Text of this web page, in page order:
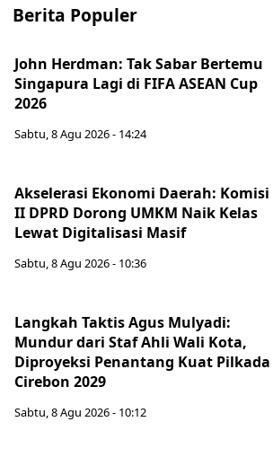
Berita Populer
John Herdman: Tak Sabar Bertemu
Singapura Lagi di FIFA ASEAN Cup
2026
Sabtu, 8 Agu 2026 - 14:24
Akselerasi Ekonomi Daerah: Komisi
II DPRD Dorong UMKM Naik Kelas
Lewat Digitalisasi Masif
Sabtu, 8 Agu 2026 - 10:36
Langkah Taktis Agus Mulyadi:
Mundur dari Staf Ahli Wali Kota,
Diproyeksi Penantang Kuat Pilkada
Cirebon 2029
Sabtu, 8 Agu 2026 - 10:12